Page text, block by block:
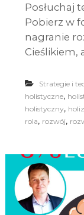
Posłuchaj
Pobierz w
nagranie
Cieślikiem,
Strategie i
holistyczne,
holistyczny,
rola, rozwój,